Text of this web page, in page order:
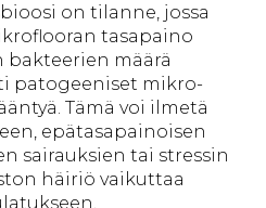
on tilanne, jossa
tasapaino
bakteerien määrä
patogeeniset mikro-
Tämä voi ilmetä
epätasapainoisen
sairauksien tai stressin
häiriö vaikuttaa